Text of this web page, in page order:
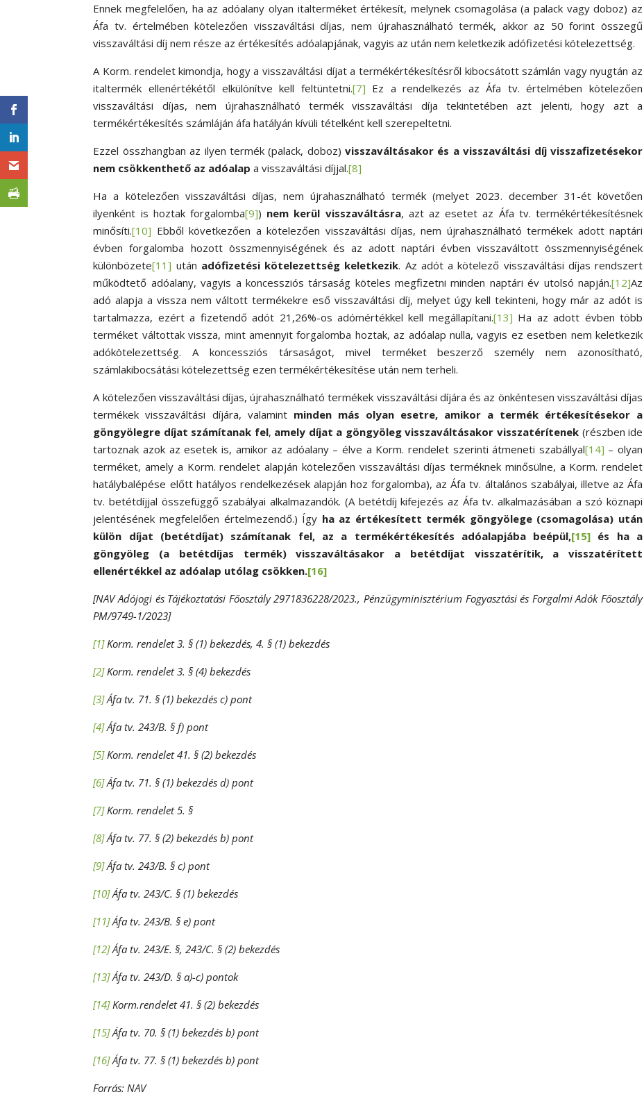
Ennek megfelelően, ha az adóalany olyan italterméket értékesít, melynek csomagolása (a palack vagy doboz) az
Áfa tv. értelmében kötelezően visszaváltási díjas, nem újrahasználható termék, akkor az 50 forint összegű
visszaváltási díj nem része az értékesítés adóalapjának, vagyis az után nem keletkezik adófizetési kötelezettség.
A Korm. rendelet kimondja, hogy a visszaváltási díjat a termékértékesítésről kibocsátott számlán vagy nyugtán az
italtermék ellenértékétől elkülönítve kell feltüntetni.[7] Ez a rendelkezés az Áfa tv. értelmében kötelezően
visszaváltási díjas, nem újrahasználható termék visszaváltási díja tekintetében azt jelenti, hogy azt a
termékértékesítés számláján áfa hatályán kívüli tételként kell szerepeltetni.
Ezzel összhangban az ilyen termék (palack, doboz) visszaváltásakor és a visszaváltási díj visszafizetésekor
nem csökkenthető az adóalap a visszaváltási díjjal.[8]
Ha a kötelezően visszaváltási díjas, nem újrahasználható termék (melyet 2023. december 31-ét követően
ilyenként is hoztak forgalomba[9]) nem kerül visszaváltásra, azt az esetet az Áfa tv. termékértékesítésnek
minősíti.[10] Ebből következően a kötelezően visszaváltási díjas, nem újrahasználható termékek adott naptári
évben forgalomba hozott összmennyiségének és az adott naptári évben visszaváltott összmennyiségének
különbözete[11] után adófizetési kötelezettség keletkezik. Az adót a kötelező visszaváltási díjas rendszert
működtető adóalany, vagyis a koncessziós társaság köteles megfizetni minden naptári év utolsó napján.[12]Az
adó alapja a vissza nem váltott termékekre eső visszaváltási díj, melyet úgy kell tekinteni, hogy már az adót is
tartalmazza, ezért a fizetendő adót 21,26%-os adómértékkel kell megállapítani.[13] Ha az adott évben több
terméket váltottak vissza, mint amennyit forgalomba hoztak, az adóalap nulla, vagyis ez esetben nem keletkezik
adókötelezettség. A koncessziós társaságot, mivel terméket beszerző személy nem azonosítható,
számlakibocsátási kötelezettség ezen termékértékesítése után nem terheli.
A kötelezően visszaváltási díjas, újrahasználható termékek visszaváltási díjára és az önkéntesen visszaváltási díjas
termékek visszaváltási díjára, valamint minden más olyan esetre, amikor a termék értékesítésekor a
göngyölegre díjat számítanak fel, amely díjat a göngyöleg visszaváltásakor visszatérítenek (részben ide
tartoznak azok az esetek is, amikor az adóalany – élve a Korm. rendelet szerinti átmeneti szabállyal[14] – olyan
terméket, amely a Korm. rendelet alapján kötelezően visszaváltási díjas terméknek minősülne, a Korm. rendelet
hatálybalépése előtt hatályos rendelkezések alapján hoz forgalomba), az Áfa tv. általános szabályai, illetve az Áfa
tv. betétdíjjal összefüggő szabályai alkalmazandók. (A betétdíj kifejezés az Áfa tv. alkalmazásában a szó köznapi
jelentésének megfelelően értelmezendő.) Így ha az értékesített termék göngyölege (csomagolása) után
külön díjat (betétdíjat) számítanak fel, az a termékértékesítés adóalapjába beépül,[15] és ha a
göngyöleg (a betétdíjas termék) visszaváltásakor a betétdíjat visszatérítik, a visszatérített
ellenértékkel az adóalap utólag csökken.[16]
[NAV Adójogi és Tájékoztatási Főosztály 2971836228/2023., Pénzügyminisztérium Fogyasztási és Forgalmi Adók Főosztály
PM/9749-1/2023]
[1]Korm. rendelet 3. § (1) bekezdés, 4. § (1) bekezdés
[2]Korm. rendelet 3. § (4) bekezdés
[3]Áfa tv. 71. § (1) bekezdés c) pont
[4]Áfa tv. 243/B. § f) pont
[5]Korm. rendelet 41. § (2) bekezdés
[6]Áfa tv. 71. § (1) bekezdés d) pont
[7]Korm. rendelet 5. §
[8]Áfa tv. 77. § (2) bekezdés b) pont
[9]Áfa tv. 243/B. § c) pont
[10]Áfa tv. 243/C. § (1) bekezdés
[11]Áfa tv. 243/B. § e) pont
[12]Áfa tv. 243/E. §, 243/C. § (2) bekezdés
[13]Áfa tv. 243/D. § a)-c) pontok
[14]Korm.rendelet 41. § (2) bekezdés
[15]Áfa tv. 70. § (1) bekezdés b) pont
[16]Áfa tv. 77. § (1) bekezdés b) pont
Forrás: NAV